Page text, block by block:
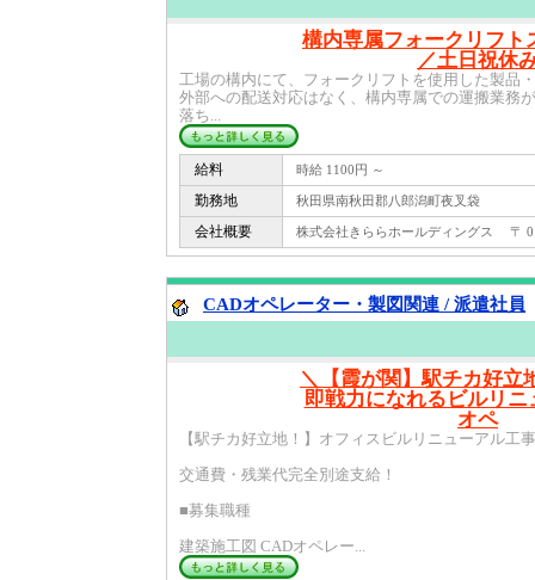
構内専属フォークリフト
／土日祝休
工場の構内にて、フォークリフトを使用した製品
外部への配送対応はなく、構内専属での運搬業務
落ち...
給料 時給 1100円 ～
勤務地 秋田県南秋田郡八郎潟町夜叉袋
会社概要 株式会社きららホールディングス 〒
CADオペレーター・製図関連 / 派遣社員
＼【霞が関】駅チカ好立
即戦力になれるビルリニ
オペ
【駅チカ好立地！】オフィスビルリニューアル工
交通費・残業代完全別途支給！
■募集職種
建築施工図 CADオペレー...